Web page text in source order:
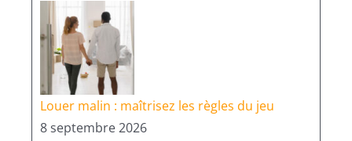
Louer malin : maîtrisez les règles du jeu
8 septembre 2026